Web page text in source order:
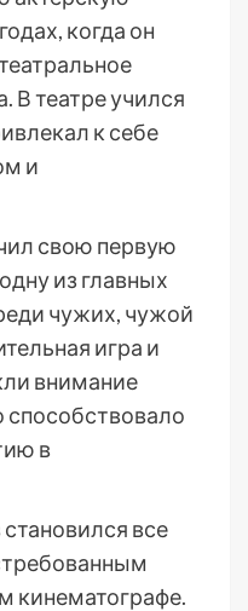
когда он
театре учился
к себе
и
свою первую
из главных
чужих, чужой
игра и
внимание
способствовало
в
все
кинематографе.